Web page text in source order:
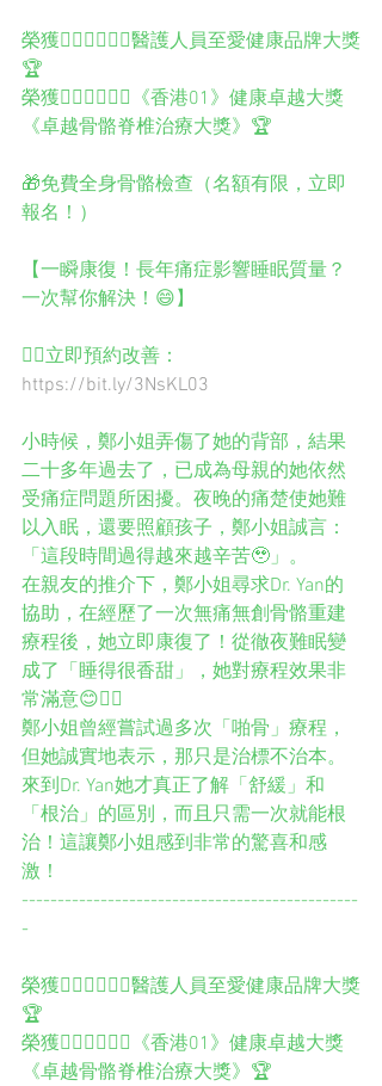
榮獲️👨🏻‍⚕️👩🏻‍⚕️醫護人員至愛健康品牌大獎
🏆
榮獲👨🏻‍⚕️👩🏻‍⚕️《香港01》健康卓越大獎
《卓越骨骼脊椎治療大獎》🏆
🎁免費全身骨骼檢查（名額有限，立即
報名！）
【一瞬康復！長年痛症影響睡眠質量？
一次幫你解決！😄】
👉🏻立即預約改善：
https://bit.ly/3NsKL03
小時候，鄭小姐弄傷了她的背部，結果
二十多年過去了，已成為母親的她依然
受痛症問題所困擾。夜晚的痛楚使她難
以入眠，還要照顧孩子，鄭小姐誠言：
「這段時間過得越來越辛苦🥹」。
在親友的推介下，鄭小姐尋求Dr. Yan的
協助，在經歷了一次無痛無創骨骼重建
療程後，她立即康復了！從徹夜難眠變
成了「睡得很香甜」，她對療程效果非
常滿意😊👍🏻
鄭小姐曾經嘗試過多次「啪骨」療程，
但她誠實地表示，那只是治標不治本。
來到Dr. Yan她才真正了解「舒緩」和
「根治」的區別，而且只需一次就能根
治！這讓鄭小姐感到非常的驚喜和感
激！
-----------------------------------------------
-
榮獲👨🏻‍⚕️👩🏻‍⚕️醫護人員至愛健康品牌大獎
🏆
榮獲👨🏻‍⚕️👩🏻‍⚕️《香港01》健康卓越大獎
《卓越骨骼脊椎治療大獎》🏆